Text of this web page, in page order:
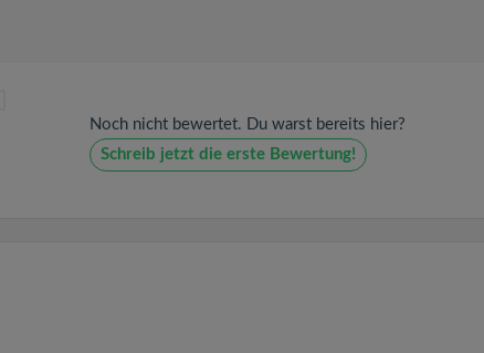
Noch nicht bewertet. Du warst bereits hier?
Schreib jetzt die erste Bewertung!